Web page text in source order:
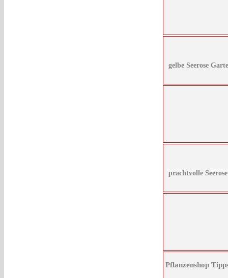
gelbe Seerose
prachtvolle
Pflanzenshop